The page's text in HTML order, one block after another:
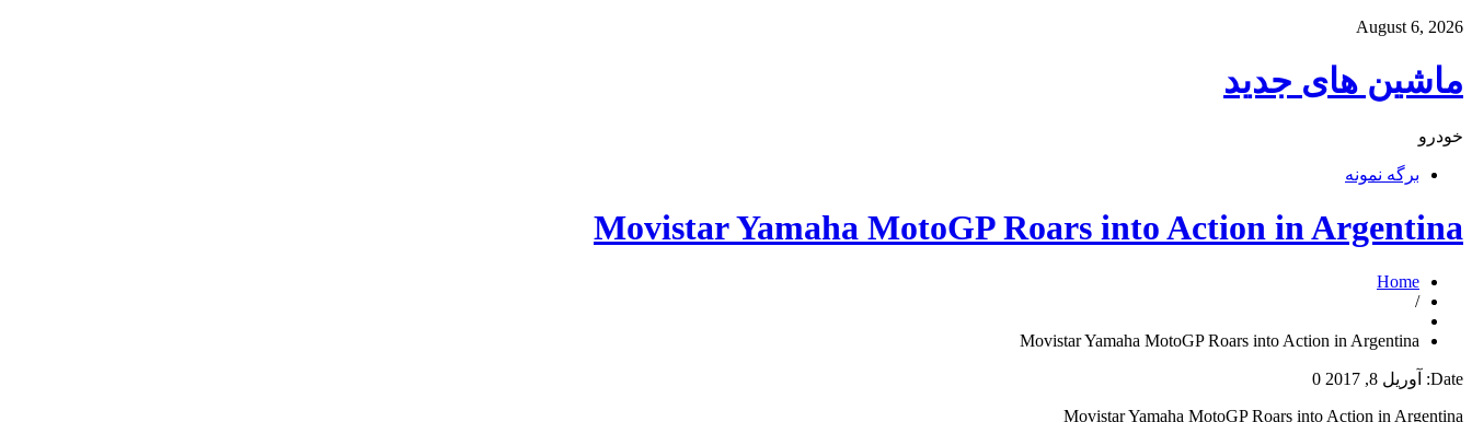
August 6, 2026
ماشین های جدید
خودرو
برگه نمونه
Movistar Yamaha MotoGP Roars into Action in Argentina
Home
/
Movistar Yamaha MotoGP Roars into Action in Argentina
Date: آوریل 8, 2017
0
Movistar Yamaha MotoGP Roars into Action in Argentina